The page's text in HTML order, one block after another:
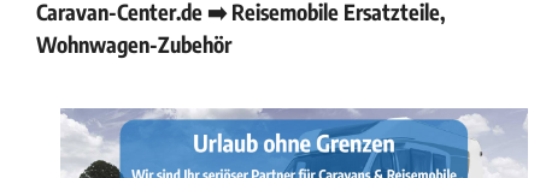
Caravan-Center.de ➡️ Reisemobile Ersatzteile,
Wohnwagen-Zubehör